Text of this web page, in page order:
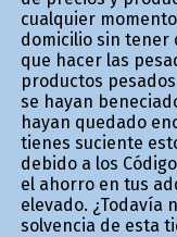
cualquier
domicilio sin tener
que hacer las
productos
se hayan
hayan quedado
tienes suficiente
debido a los
el ahorro en tus
elevado. ¿Todavía
solvencia de esta